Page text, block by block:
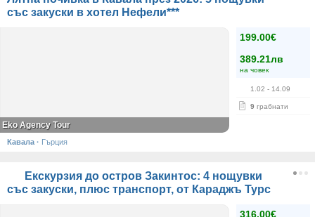
със закуски в хотел Нефели***
199.00€
389.21лв
на човек
1.02 - 14.09
9 грабнати
Eko Agency Tour
Кавала · Гърция
Екскурзия до остров Закинтос: 4 нощувки
със закуски, плюс транспорт, от Караджъ Турс
316.00€